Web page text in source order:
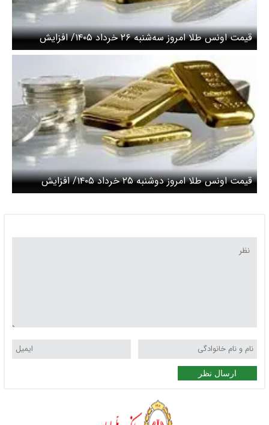
قیمت اونس طلا امروز سه‌شنبه ۲۶ خرداد ۱۴۰۵/ افزایش
قیمت طلا
قیمت اونس طلا امروز دوشنبه ۲۵ خرداد ۱۴۰۵/ افزایش
قیمت طلا
ارسال نظر